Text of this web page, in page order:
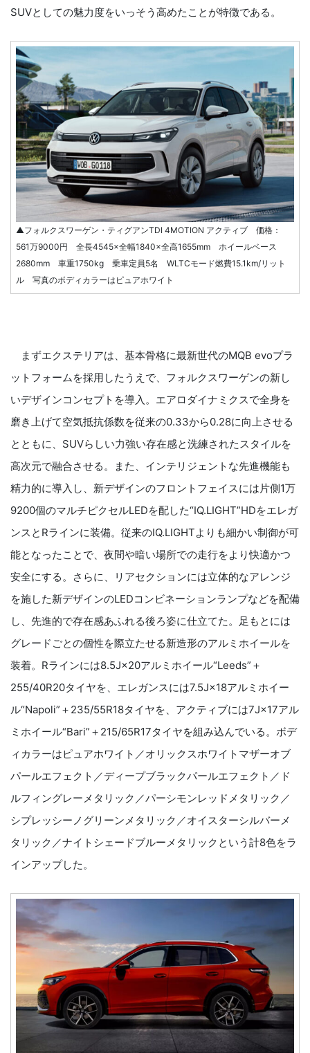
SUVとしての魅力度をいっそう高めたことが特徴である。
▲フォルクスワーゲン・ティグアンTDI 4MOTION アクティブ 価格：
561万9000円 全長4545×全幅1840×全高1655mm ホイールベース
2680mm 車重1750kg 乗車定員5名 WLTCモード燃費15.1km/リット
ル 写真のボディカラーはピュアホワイト
まずエクステリアは、基本骨格に最新世代のMQB evoプラ
ットフォームを採用したうえで、フォルクスワーゲンの新し
いデザインコンセプトを導入。エアロダイナミクスで全身を
磨き上げて空気抵抗係数を従来の0.33から0.28に向上させる
とともに、SUVらしい力強い存在感と洗練されたスタイルを
高次元で融合させる。また、インテリジェントな先進機能も
精力的に導入し、新デザインのフロントフェイスには片側1万
9200個のマルチピクセルLEDを配した“IQ.LIGHT”HDをエレガ
ンスとRラインに装備。従来のIQ.LIGHTよりも細かい制御が可
能となったことで、夜間や暗い場所での走行をより快適かつ
安全にする。さらに、リアセクションには立体的なアレンジ
を施した新デザインのLEDコンビネーションランプなどを配備
し、先進的で存在感あふれる後ろ姿に仕立てた。足もとには
グレードごとの個性を際立たせる新造形のアルミホイールを
装着。Rラインには8.5J×20アルミホイール“Leeds”＋
255/40R20タイヤを、エレガンスには7.5J×18アルミホイー
ル“Napoli”＋235/55R18タイヤを、アクティブには7J×17アル
ミホイール“Bari”＋215/65R17タイヤを組み込んでいる。ボデ
ィカラーはピュアホワイト／オリックスホワイトマザーオブ
パールエフェクト／ディープブラックパールエフェクト／ド
ルフィングレーメタリック／パーシモンレッドメタリック／
シプレッシーノグリーンメタリック／オイスターシルバーメ
タリック／ナイトシェードブルーメタリックという計8色をラ
インアップした。